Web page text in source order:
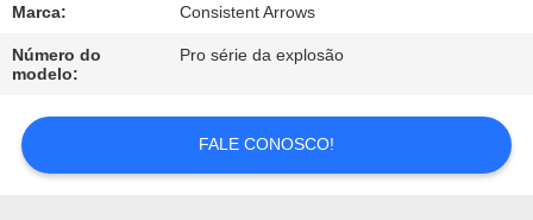
CONTACTE-
NOS
PEÇA
UMAS
Marca: Consistent Arrows
Número do
modelo:
Pro série da explosão
FALE CONOSCO!